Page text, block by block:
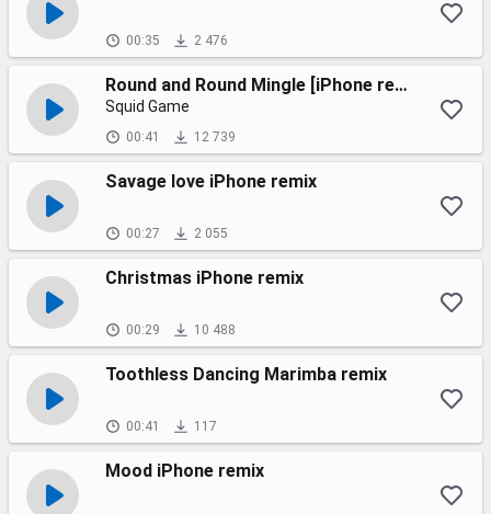
00:35 2 476
Round and Round Mingle [iPhone remix]
Squid Game
00:41 12 739
Savage love iPhone remix
00:27 2 055
Christmas iPhone remix
00:29 10 488
Toothless Dancing Marimba remix
00:41 117
Mood iPhone remix